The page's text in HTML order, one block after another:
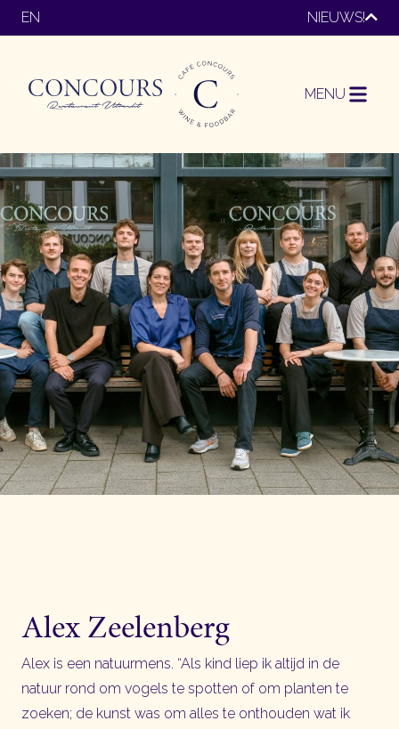
EN NIEUWS!
MENU
Alex Zeelenberg
Alex is een natuurmens. “Als kind liep ik altijd in de
natuur rond om vogels te spotten of om planten te
zoeken; de kunst was om alles te onthouden wat ik